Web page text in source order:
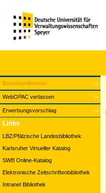
Benutzerdienste
WebOPAC verlassen
Erwerbungsvorschlag
Links
LBZ/Pfälzische Landesbibliothek
Karlsruher Virtueller Katalog
SWB Online-Katalog
Elektronische Zeitschriftenbibliothek
Intranet Bibliothek